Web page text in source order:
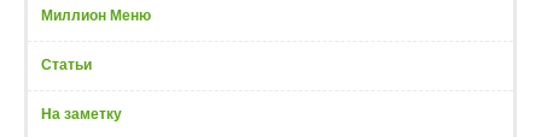
Миллион Меню
Статьи
На заметку